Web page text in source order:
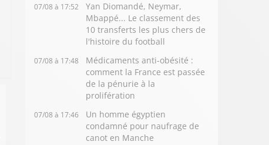
07/08 à 17:52
Yan Diomandé, Neymar,
Mbappé... Le classement des
10 transferts les plus chers de
l'histoire du football
07/08 à 17:48
Médicaments anti-obésité :
comment la France est passée
de la pénurie à la
prolifération
07/08 à 17:46
Un homme égyptien
condamné pour naufrage de
canot en Manche